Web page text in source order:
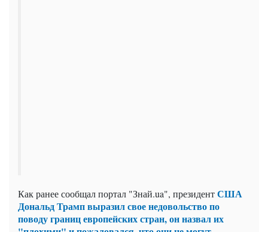
Как ранее сообщал портал "Знай.ua", президентСША
Дональд Трамп выразил свое недовольство по
поводу границ европейских стран, он назвал их